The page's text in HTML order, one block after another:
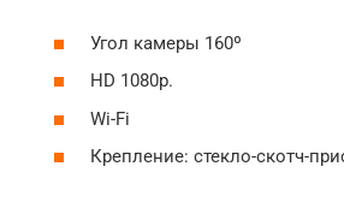
Угол камеры 160º
HD 1080p.
Wi-Fi
Крепление: стекло-скотч-